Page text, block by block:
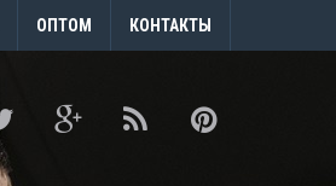
ОПТОМ КОНТАКТЫ